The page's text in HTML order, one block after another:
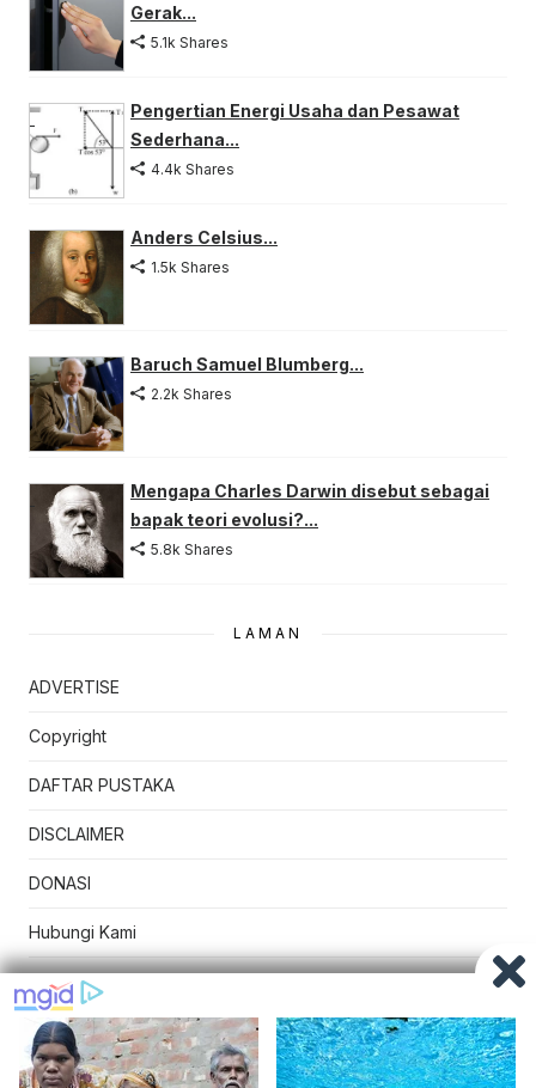
Gerak...
5.1k Shares
Pengertian Energi Usaha dan Pesawat
Sederhana...
4.4k Shares
Anders Celsius...
1.5k Shares
Baruch Samuel Blumberg...
2.2k Shares
Mengapa Charles Darwin disebut sebagai
bapak teori evolusi?...
5.8k Shares
LAMAN
ADVERTISE
Copyright
DAFTAR PUSTAKA
DISCLAIMER
DONASI
Hubungi Kami
Kebijakan Privasi